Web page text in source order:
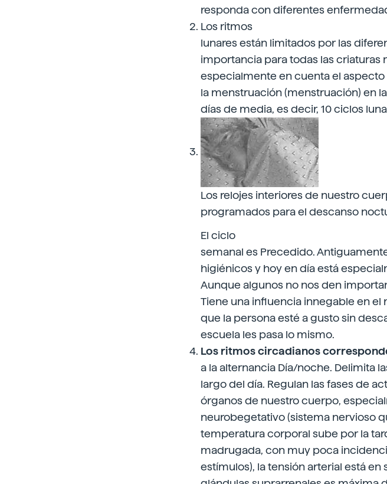
responda con diferentes
Los ritmos
lunares están limitados por las
importancia para todas las criaturas
especialmente en cuenta el
la menstruación (menstruación) en
días de media, es decir, 10 ciclos
Los relojes interiores de nuestro
programados para el descanso
El ciclo
semanal es Precedido.
higiénicos y hoy en día está
Aunque algunos no nos den
Tiene una influencia innegable en
que la persona esté a gusto sin
escuela les pasa lo mismo.
Los ritmos circadianos
a la alternancia Día/noche. Delimita
largo del día. Regulan las fases de
órganos de nuestro cuerpo,
neurobegetativo (sistema nervioso
temperatura corporal sube por la
madrugada, con muy poca
estímulos), la tensión arterial está